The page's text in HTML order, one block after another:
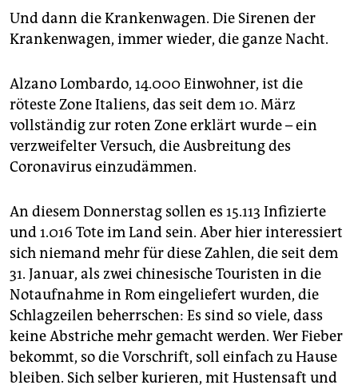
Und dann die Krankenwagen. Die Sirenen der
Krankenwagen, immer wieder, die ganze Nacht.
Alzano Lombardo, 14.000 Einwohner, ist die
röteste Zone Italiens, das seit dem 10. März
vollständig zur roten Zone erklärt wurde – ein
verzweifelter Versuch, die Ausbreitung des
Coronavirus einzudämmen.
An diesem Donnerstag sollen es 15.113 Infizierte
und 1.016 Tote im Land sein. Aber hier interessiert
sich niemand mehr für diese Zahlen, die seit dem
31. Januar, als zwei chinesische Touristen in die
Notaufnahme in Rom eingeliefert wurden, die
Schlagzeilen beherrschen: Es sind so viele, dass
keine Abstriche mehr gemacht werden. Wer Fieber
bekommt, so die Vorschrift, soll einfach zu Hause
bleiben. Sich selber kurieren, mit Hustensaft und